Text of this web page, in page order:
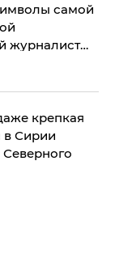
самой
журналист
армии РФ
крепкая
в Сирии